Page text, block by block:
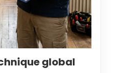
global